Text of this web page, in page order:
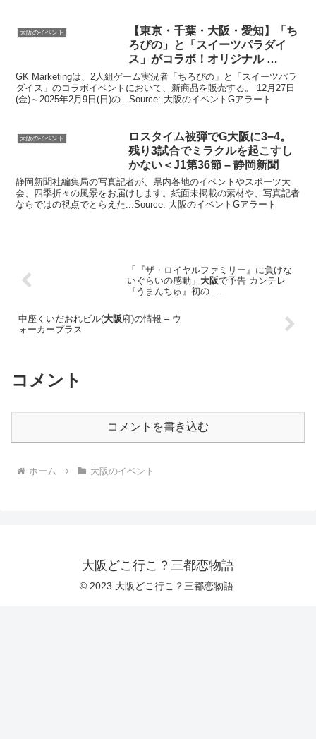
大阪のイベント 【東京・千葉・ 大阪 ・愛知】「ち
ろぴの」と「スイーツパラダイ
ス」がコラボ！オリジナル …
GK Marketingは、2人組ゲーム実況者「ちろぴの」と「スイーツパラ
ダイス」のコラボイベントにおいて、新商品を販売する。 12月27日
(金)～2025年2月9日(日)の...Source: 大阪のイベントGアラート
大阪のイベント ロスタイム被弾でG大阪に3−4。
残り3試合でミラクルを起こすし
かない＜J1第36節 – 静岡新聞
静岡新聞社編集局の写真記者が、県内各地のイベントやスポーツ大
会、四季折々の風景をお届けします。紙面未掲載の素材や、写真記者
ならではの視点でとらえた...Source: 大阪のイベントGアラート
「『ザ・ロイヤルファミリー』に負けな
いぐらいの感動」 大阪で予告 カンテレ
『うまんちゅ』初の …
中座くいだおれビル(大阪府)の情報 – ウ
ォーカープラス
コメント
コメントを書き込む
ホーム 大阪のイベント
大阪どこ行こ？三都恋物語
© 2023 大阪どこ行こ？三都恋物語.